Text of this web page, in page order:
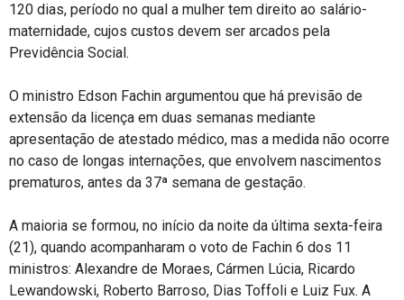
120 dias, período no qual a mulher tem direito ao salário-
maternidade, cujos custos devem ser arcados pela
Previdência Social.
O ministro Edson Fachin argumentou que há previsão de
extensão da licença em duas semanas mediante
apresentação de atestado médico, mas a medida não ocorre
no caso de longas internações, que envolvem nascimentos
prematuros, antes da 37ª semana de gestação.
A maioria se formou, no início da noite da última sexta-feira
(21), quando acompanharam o voto de Fachin 6 dos 11
ministros: Alexandre de Moraes, Cármen Lúcia, Ricardo
Lewandowski, Roberto Barroso, Dias Toffoli e Luiz Fux. A